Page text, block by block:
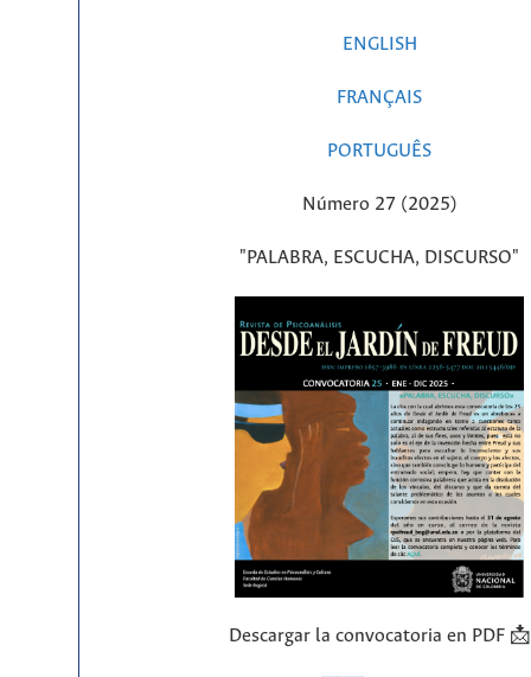
ENGLISH
FRANÇAIS
PORTUGUÊS
Número 27 (2025)
"PALABRA, ESCUCHA, DISCURSO"
Descargar la convocatoria en PDF 📩